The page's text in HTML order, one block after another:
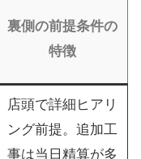
裏側の前提条件の
特徴
店頭で詳細ヒアリ
ング前提。追加工
事は当日精算が多